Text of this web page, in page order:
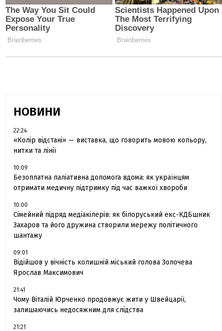
НОВИНИ
22:24
«Колір відстані» — виставка, що говорить мовою кольору,
нитки та лінії
10:09
Безоплатна паліативна допомога вдома: як українцям
отримати медичну підтримку під час важкої хвороби
10:00
Сімейний підряд медіакілерів: як білоруський екс-КДБшник
Захаров та його дружина створили мережу політичного
шантажу
09:01
Відійшов у вічність колишній міський голова Золочева
Ярослав Максимович
21:41
Чому Віталій Юрченко продовжує жити у Швейцарії,
залишаючись недосяжним для слідства
21:21